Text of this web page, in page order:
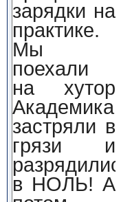
зарядки на
практике.
Мы
поехали
на хутор
Академика,
застряли в
грязи и
разрядились
в НОЛЬ! А